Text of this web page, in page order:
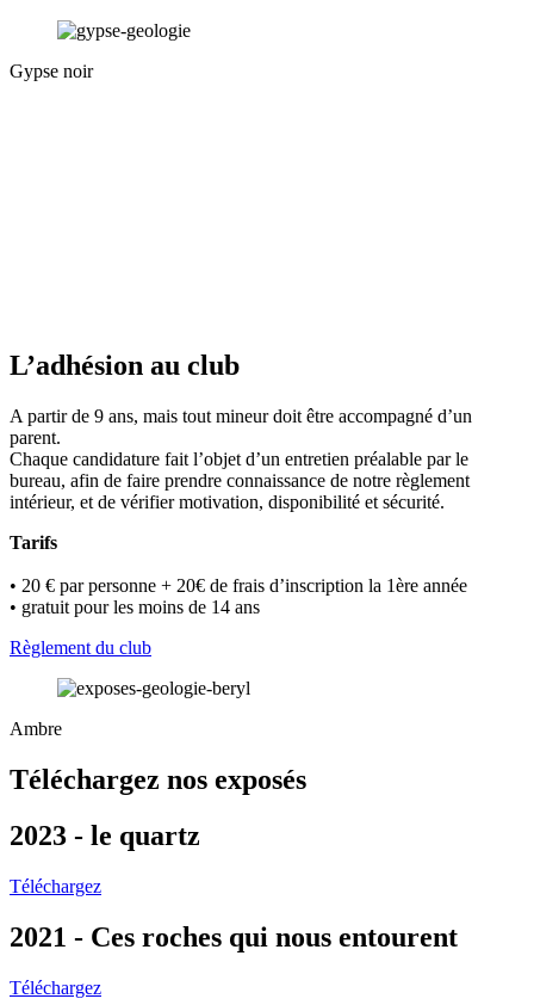
Gypse noir
L’adhésion au club
A partir de 9 ans, mais tout mineur doit être accompagné d’un
parent.
Chaque candidature fait l’objet d’un entretien préalable par le
bureau, afin de faire prendre connaissance de notre règlement
intérieur, et de vérifier motivation, disponibilité et sécurité.
Tarifs
• 20 € par personne + 20€ de frais d’inscription la 1ère année
• gratuit pour les moins de 14 ans
Règlement du club
Ambre
Téléchargez nos exposés
2023 - le quartz
Téléchargez
2021 - Ces roches qui nous entourent
Téléchargez